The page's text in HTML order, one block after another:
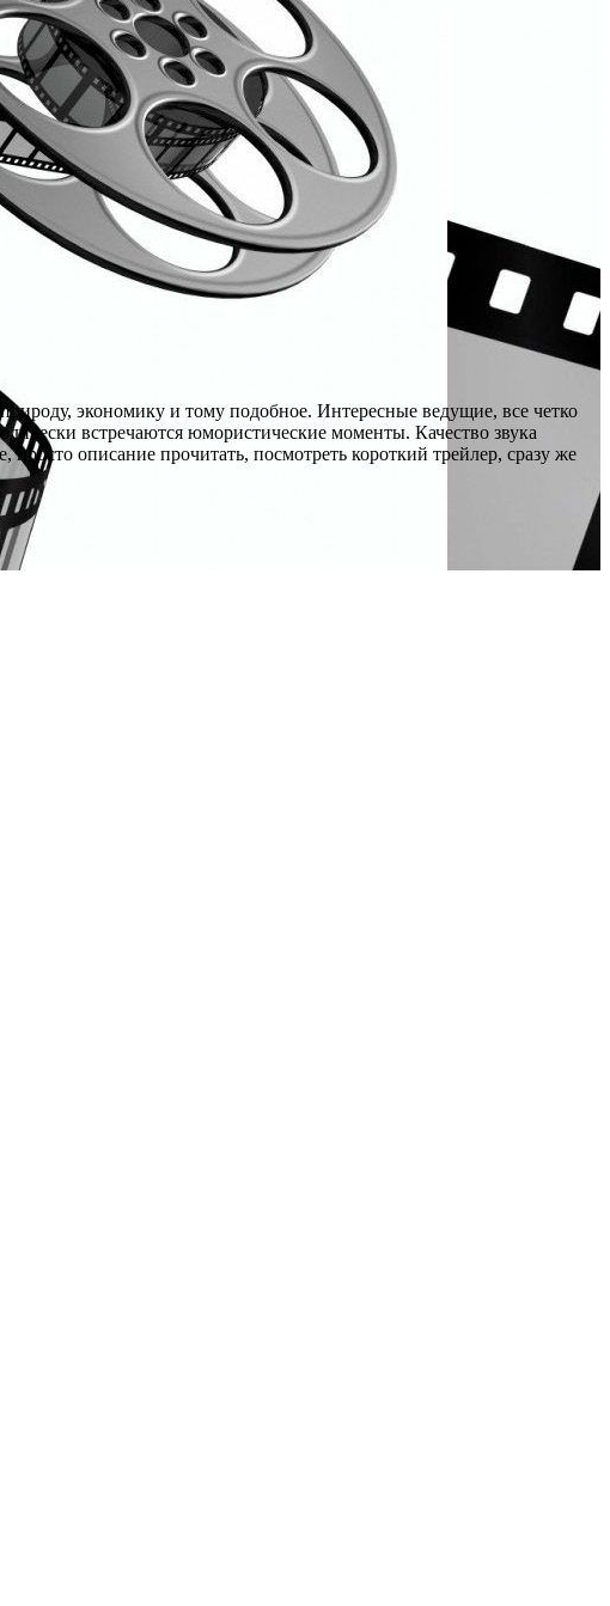
экономику и тому подобное. Интересные ведущие, все четко
встречаются юмористические моменты. Качество звука
описание прочитать, посмотреть короткий трейлер, сразу же